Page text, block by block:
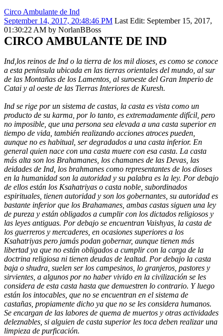
Circo Ambulante de Ind
September 14, 2017, 20:48:46 PM Last Edit: September 15, 2017,
01:30:22 AM by NorlanBBoss
CIRCO AMBULANTE DE IND
Ind,los reinos de Ind o la tierra de los mil dioses, es como se conoce
a esta península ubicada en las tierras orientales del mundo, al sur
de las Montañas de los Lamentos, al suroeste del Gran Imperio de
Catai y al oeste de las Tierras Interiores de Kuresh.
Ind se rige por un sistema de castas, la casta es vista como un
producto de su karma, por lo tanto, es extremadamente difícil, pero
no imposible, que una persona sea elevada a una casta superior en
tiempo de vida, también realizando acciones atroces pueden,
aunque no es habitual, ser degradados a una casta inferior. En
general quien nace con una casta muere con esa casta. La casta
más alta son los Brahamanes, los chamanes de las Devas, las
deidades de Ind, los brahmanes como representantes de los dioses
en la humanidad son la autoridad y su palabra es la ley. Por debajo
de ellos están los Ksahatriyas o casta noble, subordinados
espirituales, tienen autoridad y son los gobernantes, su autoridad es
bastante inferior que los Brahamanes, ambas castas siguen una ley
de pureza y están obligados a cumplir con los dictados religiosos y
las leyes antiguas. Por debajo se encuentran Vaishyas, la casta de
los guerreros y mercaderes, en ocasiones superiores a los
Ksahatriyas pero jamás podan gobernar, aunque tienen más
libertad ya que no están obligados a cumplir con la carga de la
doctrina religiosa ni tienen deudas de lealtad. Por debajo la casta
baja o shudra, suelen ser los campesinos, lo granjeros, pastores y
sirvientes, a algunos por no haber vivido en la civilización se les
considera de esta casta hasta que demuestren lo contrario. Y luego
están los intocables, que no se encuentran en el sistema de
castañas, propiamente dicho ya que no se les considera humanos.
Se encargan de las labores de quema de muertos y otras actividades
deleznables, si alguien de casta superior les toca deben realizar una
limpieza de purficación.